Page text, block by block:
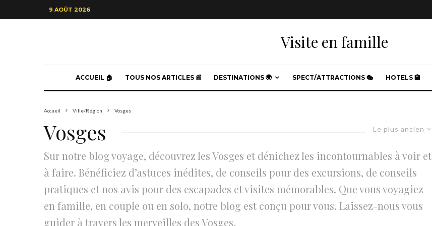
9 AOÛT 2026
Visite en famille
ACCUEIL 🏠 TOUS NOS ARTICLES 📰 DESTINATIONS 🌍 SPECT/ATTRACTIONS 🎭 HOTELS 🏨
Accueil Ville/Région Vosges
Le plus ancien
Vosges
Sur notre blog voyage, découvrez les Vosges et dénichez les incontournables à voir et
à faire. Bénéficiez d’astuces inédites, de conseils pour des excursions, de conseils
pratiques et nos avis pour des escapades et visites mémorables. Que vous voyagiez
en famille, en couple ou en solo, notre blog est conçu pour vous. Laissez-nous vous
guider à travers les merveilles des Vosges.